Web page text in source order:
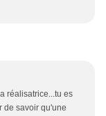
réalisatrice...tu es
de savoir qu'une